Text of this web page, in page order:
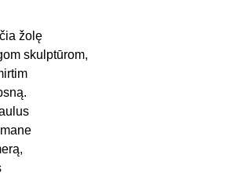
žolę
skulptūrom,